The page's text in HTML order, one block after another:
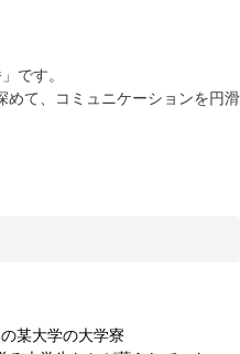
です。
めて、コミュニケーションを円滑
某大学の大学寮